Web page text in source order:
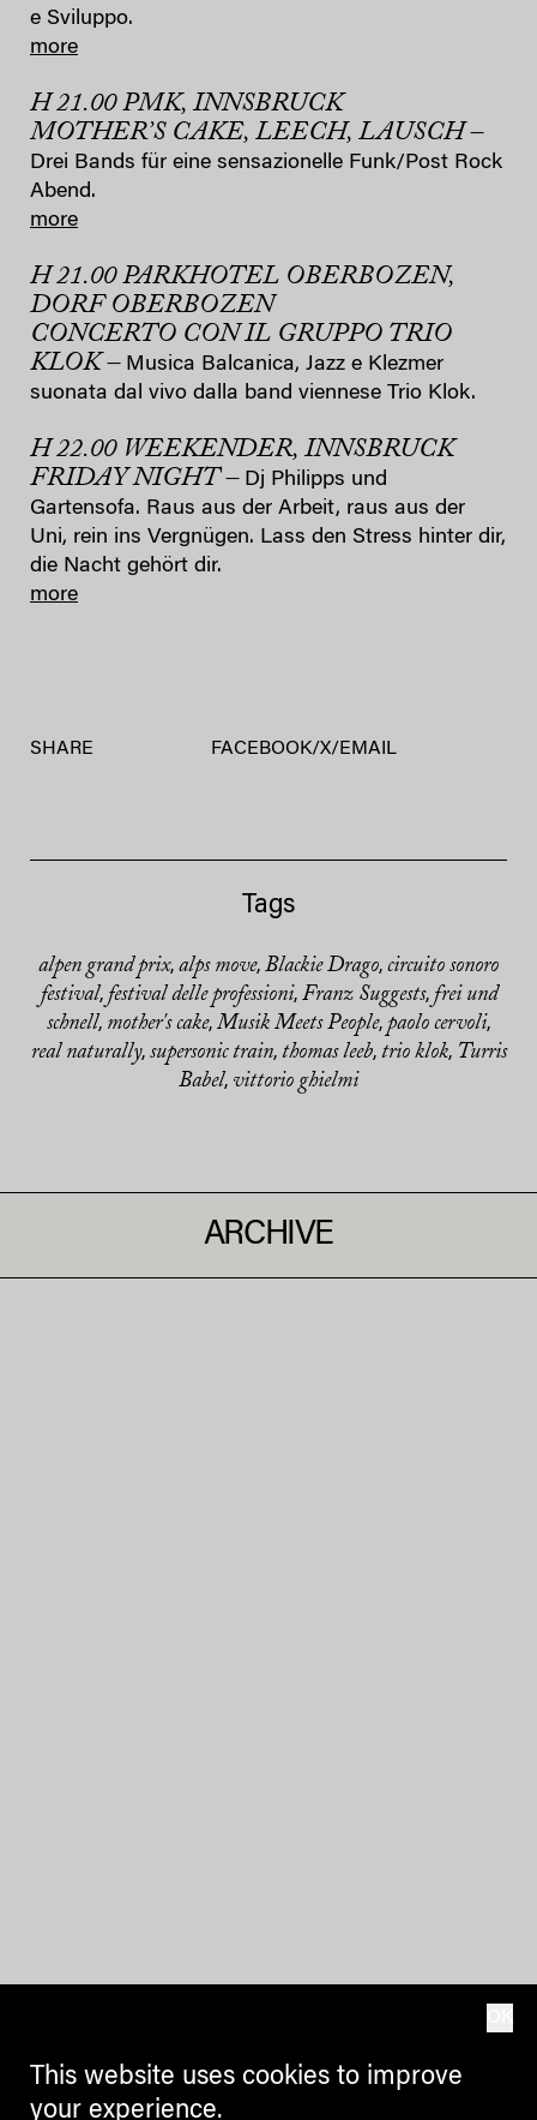
e Sviluppo.
more
H 21.00 PMK, INNSBRUCK
MOTHER’S CAKE, LEECH, LAUSCH –
Drei Bands für eine sensazionelle Funk/Post Rock
Abend.
more
H 21.00 PARKHOTEL OBERBOZEN,
DORF OBERBOZEN
CONCERTO CON IL GRUPPO TRIO
KLOK –Musica Balcanica, Jazz e Klezmer
suonata dal vivo dalla band viennese Trio Klok.
H 22.00 WEEKENDER, INNSBRUCK
FRIDAY NIGHT – Dj Philipps und
Gartensofa. Raus aus der Arbeit, raus aus der
Uni, rein ins Vergnügen. Lass den Stress hinter dir,
die Nacht gehört dir.
more
SHARE FACEBOOK/X/ EMAIL
Tags
alpen grand prix, alps move, Blackie Drago, circuito sonoro
festival, festival delle professioni, Franz Suggests, frei und
schnell, mother's cake, Musik Meets People, paolo cervoli,
real naturally, supersonic train, thomas leeb, trio klok, Turris
Babel, vittorio ghielmi
ARCHIVE
This website uses cookies to improve
your experience.